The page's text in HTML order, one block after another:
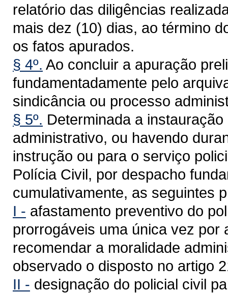
relatório das diligências
mais dez (10) dias, ao término
os fatos apurados.
§ 4º. Ao concluir a apuração
fundamentadamente pelo
sindicância ou processo
§ 5º. Determinada a
administrativo, ou havendo
instrução ou para o serviço
Polícia Civil, por despacho
cumulativamente, as seguintes
I - afastamento preventivo do
prorrogáveis uma única vez por
recomendar a moralidade
observado o disposto no artigo
II - designação do policial civil